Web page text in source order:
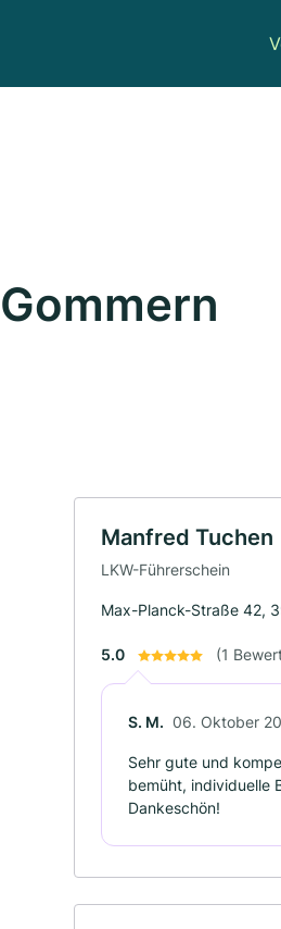
Manfred Tuchen
LKW-Führerschein
Max-Planck-Straße 42,
5.0 (1
S. M. 06. Oktober
Sehr gute und
bemüht, individuelle
Dankeschön!